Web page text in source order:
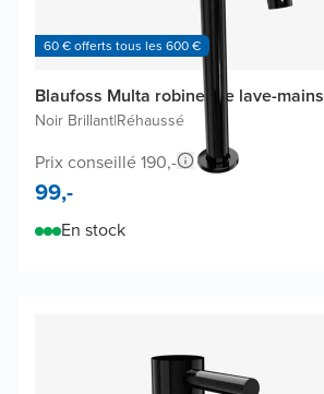
60 € offerts tous les 600 €
Blaufoss Multa robinet de lave-mains
Noir Brillant|Réhaussé
Prix conseillé 190,-
99,-
En stock